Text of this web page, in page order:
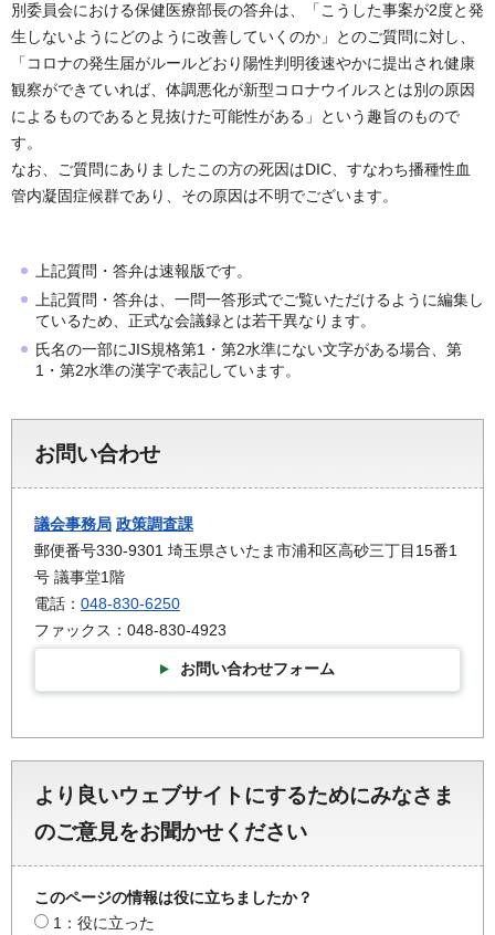
別委員会における保健医療部長の答弁は、「こうした事案が2度と発
生しないようにどのように改善していくのか」とのご質問に対し、
「コロナの発生届がルールどおり陽性判明後速やかに提出され健康
観察ができていれば、体調悪化が新型コロナウイルスとは別の原因
によるものであると見抜けた可能性がある」という趣旨のもので
す。
なお、ご質問にありましたこの方の死因はDIC、すなわち播種性血
管内凝固症候群であり、その原因は不明でございます。
上記質問・答弁は速報版です。
上記質問・答弁は、一問一答形式でご覧いただけるように編集し
ているため、正式な会議録とは若干異なります。
氏名の一部にJIS規格第1・第2水準にない文字がある場合、第
1・第2水準の漢字で表記しています。
お問い合わせ
議会事務局 政策調査課
郵便番号330-9301 埼玉県さいたま市浦和区高砂三丁目15番1
号 議事堂1階
電話： 048-830-6250
ファックス：048-830-4923
お問い合わせフォーム
より良いウェブサイトにするためにみなさま
のご意見をお聞かせください
このページの情報は役に立ちましたか？
1：役に立った